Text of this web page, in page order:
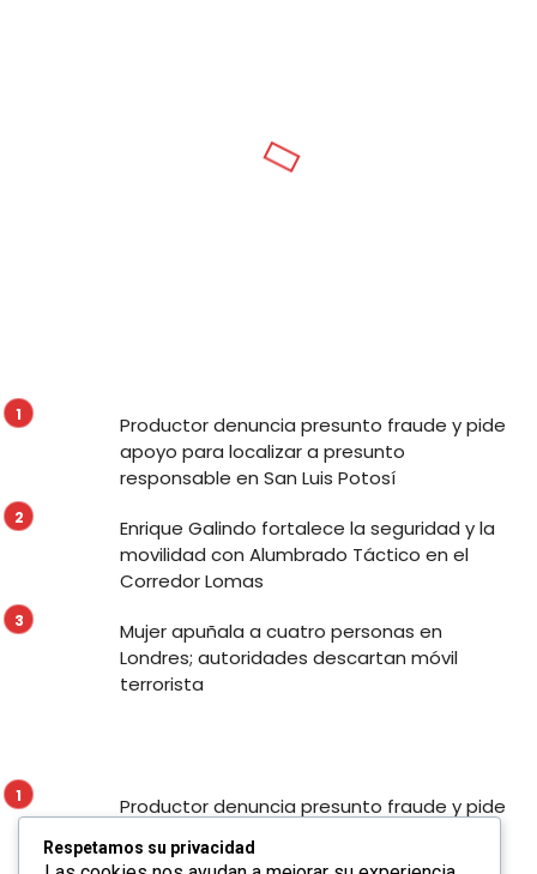
Productor denuncia presunto fraude y pide
apoyo para localizar a presunto
responsable en San Luis Potosí
Enrique Galindo fortalece la seguridad y la
movilidad con Alumbrado Táctico en el
Corredor Lomas
Mujer apuñala a cuatro personas en
Londres; autoridades descartan móvil
terrorista
Productor denuncia presunto fraude y pide
responsable en San Luis Potosí
Respetamos su privacidad